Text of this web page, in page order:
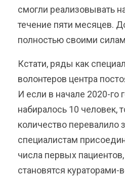
смогли реализовывать
течение пяти месяцев.
полностью своими
Кстати, ряды как
волонтеров центра
И если в начале 2020-го
набиралось 10 человек,
количество перевалило
специалистам
числа первых
становятся кураторами-